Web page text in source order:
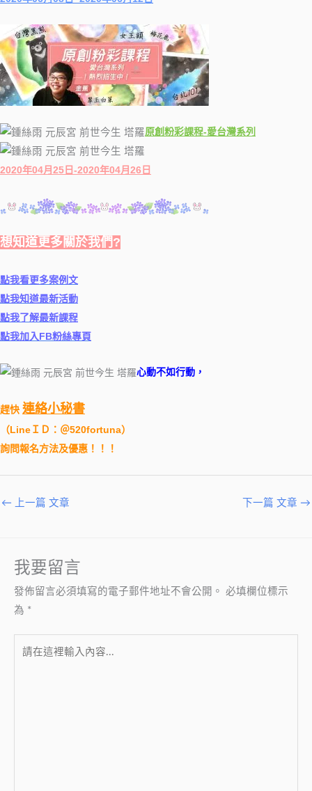
原創粉彩課程-愛台灣系列
2020年04月25日-2020年04月26日
想知道更多關於我們?
點我看更多案例文
點我知道最新活動
點我了解最新課程
點我加入FB粉絲專頁
心動不如行動，
趕快 連絡小秘書
（LineＩＤ：＠520fortuna）
詢問報名方法及優惠！！！
← 上一篇 文章 下一篇 文章 →
我要留言
發佈留言必須填寫的電子郵件地址不會公開。 必填欄位標示
為 *